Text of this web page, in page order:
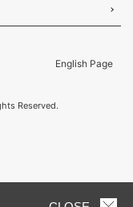
English Page
Reserved.